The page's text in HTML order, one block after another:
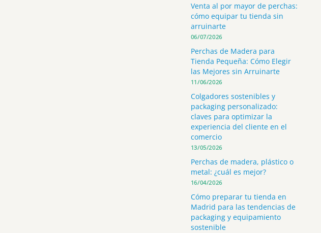
Venta al por mayor de perchas:
cómo equipar tu tienda sin
arruinarte
06/07/2026
Perchas de Madera para
Tienda Pequeña: Cómo Elegir
las Mejores sin Arruinarte
11/06/2026
Colgadores sostenibles y
packaging personalizado:
claves para optimizar la
experiencia del cliente en el
comercio
13/05/2026
Perchas de madera, plástico o
metal: ¿cuál es mejor?
16/04/2026
Cómo preparar tu tienda en
Madrid para las tendencias de
packaging y equipamiento
sostenible